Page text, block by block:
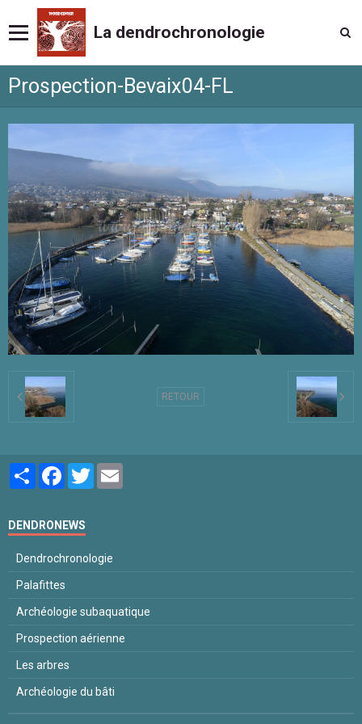
La dendrochronologie
Prospection-Bevaix04-FL
RETOUR
PartagerFacebook
Twitter
DENDRONEWS
Dendrochronologie
Palafittes
Archéologie subaquatique
Prospection aérienne
Les arbres
Archéologie du bâti